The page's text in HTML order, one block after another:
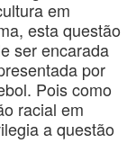
em
esta questão
ser encarada
por
Pois como
racial em
a questão